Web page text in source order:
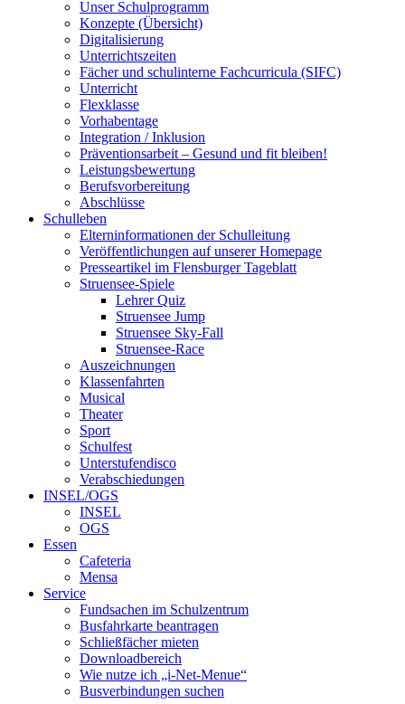
Unser Schulprogramm
Konzepte (Übersicht)
Digitalisierung
Unterrichtszeiten
Fächer und schulinterne Fachcurricula (SIFC)
Unterricht
Flexklasse
Vorhabentage
Integration / Inklusion
Präventionsarbeit – Gesund und fit bleiben!
Leistungsbewertung
Berufsvorbereitung
Abschlüsse
Schulleben
Elterninformationen der Schulleitung
Veröffentlichungen auf unserer Homepage
Presseartikel im Flensburger Tageblatt
Struensee-Spiele
Lehrer Quiz
Struensee Jump
Struensee Sky-Fall
Struensee-Race
Auszeichnungen
Klassenfahrten
Musical
Theater
Sport
Schulfest
Unterstufendisco
Verabschiedungen
INSEL/OGS
INSEL
OGS
Essen
Cafeteria
Mensa
Service
Fundsachen im Schulzentrum
Busfahrkarte beantragen
Schließfächer mieten
Downloadbereich
Wie nutze ich „i-Net-Menue“
Busverbindungen suchen